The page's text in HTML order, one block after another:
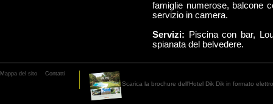
famiglie numerose, balcone
servizio in camera.
Servizi: Piscina con bar,
spianata del belvedere.
Mappa del sito Contatti
Scarica la brochure dell'Hotel Dik Dik in formato